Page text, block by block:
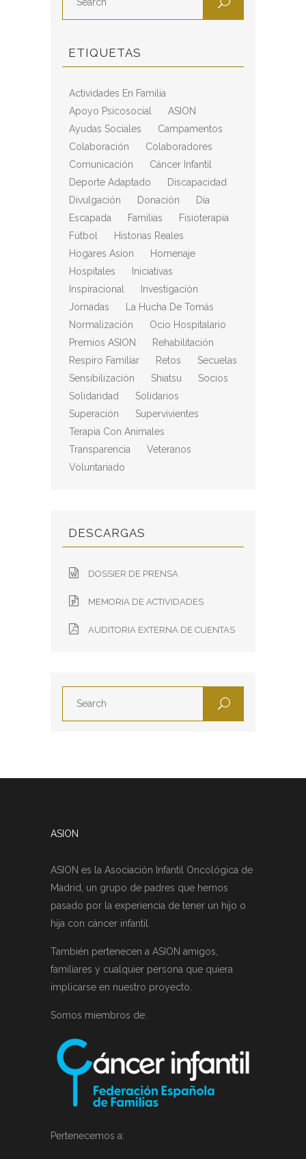
ETIQUETAS
Actividades En Familia
Apoyo Psicosocial
ASION
Ayudas Sociales
Campamentos
Colaboración
Colaboradores
Comunicación
Cáncer Infantil
Deporte Adaptado
Discapacidad
Divulgación
Donación
Día
Escapada
Familias
Fisioterapia
Fútbol
Historias Reales
Hogares Asion
Homenaje
Hospitales
Iniciativas
Inspiracional
Investigación
Jornadas
La Hucha De Tomás
Normalización
Ocio Hospitalario
Premios ASION
Rehabilitación
Respiro Familiar
Retos
Secuelas
Sensibilización
Shiatsu
Socios
Solidaridad
Solidarios
Superación
Supervivientes
Terapia Con Animales
Transparencia
Veteranos
Voluntariado
DESCARGAS
DOSSIER DE PRENSA
MEMORIA DE ACTIVIDADES
AUDITORIA EXTERNA DE CUENTAS
ASION
ASION es la Asociación Infantil Oncológica de
Madrid, un grupo de padres que hemos
pasado por la experiencia de tener un hijo o
hija con cáncer infantil.
También pertenecen a ASION amigos,
familiares y cualquier persona que quiera
implicarse en nuestro proyecto.
Somos miembros de:
Pertenecemos a: